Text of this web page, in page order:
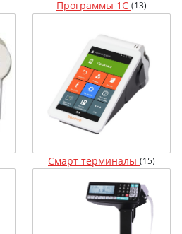
Программы 1С (13)
Смарт терминалы (15)